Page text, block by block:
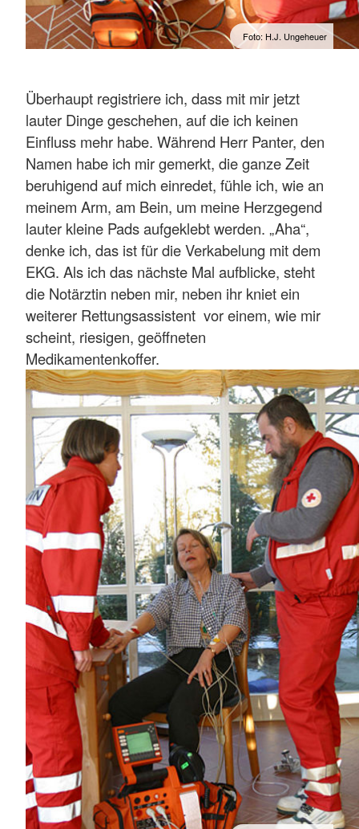
Foto: H.J. Ungeheuer
Überhaupt registriere ich, dass mit mir jetzt
lauter Dinge geschehen, auf die ich keinen
Einfluss mehr habe. Während Herr Panter, den
Namen habe ich mir gemerkt, die ganze Zeit
beruhigend auf mich einredet, fühle ich, wie an
meinem Arm, am Bein, um meine Herzgegend
lauter kleine Pads aufgeklebt werden. „Aha“,
denke ich, das ist für die Verkabelung mit dem
EKG. Als ich das nächste Mal aufblicke, steht
die Notärztin neben mir, neben ihr kniet ein
weiterer Rettungsassistent vor einem, wie mir
scheint, riesigen, geöffneten
Medikamentenkoffer.